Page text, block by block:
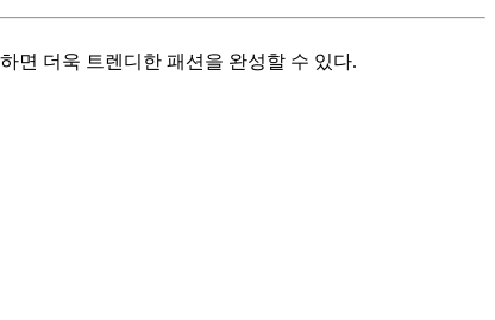
면 더욱 트렌디한 패션을 완성할 수 있다.